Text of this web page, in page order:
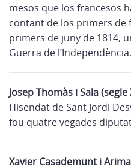
mesos que los francesos
contant de los primers de
primers de juny de 1814,
Guerra de l’Independència.
Josep Thomàs i Sala (segle
Hisendat de Sant Jordi
fou quatre vegades
Xavier Casademunt i